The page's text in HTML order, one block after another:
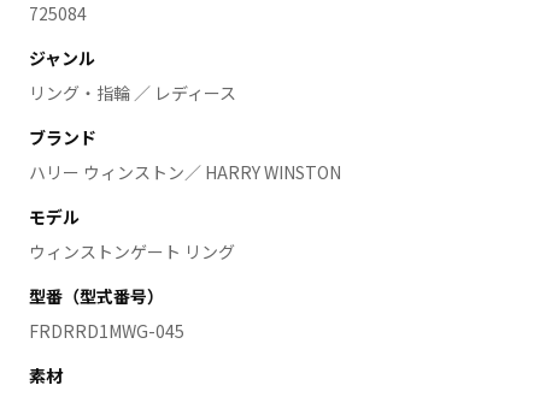
725084
ジャンル
リング・指輪 ／ レディース
ブランド
ハリー ウィンストン／ HARRY WINSTON
モデル
ウィンストンゲート リング
型番（型式番号）
FRDRRD1MWG-045
素材